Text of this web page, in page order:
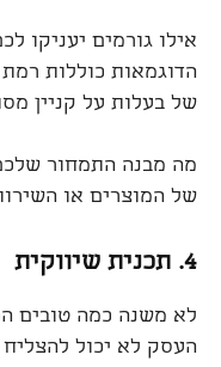
אילו גורמים יעניקו
הדוגמאות כוללות רמת
של בעלות על קניין
מה מבנה התמחור
של המוצרים או
4. תכנית שיווקית
לא משנה כמה טובים
העסק לא יכול